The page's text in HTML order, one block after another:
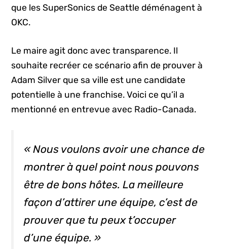
que les SuperSonics de Seattle déménagent à
OKC.
Le maire agit donc avec transparence. Il
souhaite recréer ce scénario afin de prouver à
Adam Silver que sa ville est une candidate
potentielle à une franchise. Voici ce qu’il a
mentionné en entrevue avec Radio-Canada.
« Nous voulons avoir une chance de
montrer à quel point nous pouvons
être de bons hôtes. La meilleure
façon d’attirer une équipe, c’est de
prouver que tu peux t’occuper
d’une équipe. »